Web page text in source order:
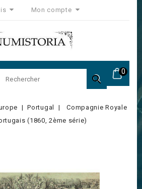
Mon compte
0

Portugal
Compagnie Royale
(1860, 2ème série)